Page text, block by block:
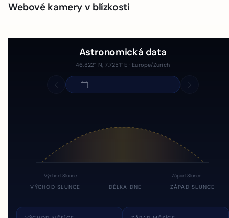
Webové kamery v blízkosti
Astronomická data
46.822° N, 7.7251° E · Europe/Zurich
Východ Slunce Západ Slunce
VÝCHOD SLUNCE DÉLKA DNE ZÁPAD SLUNCE